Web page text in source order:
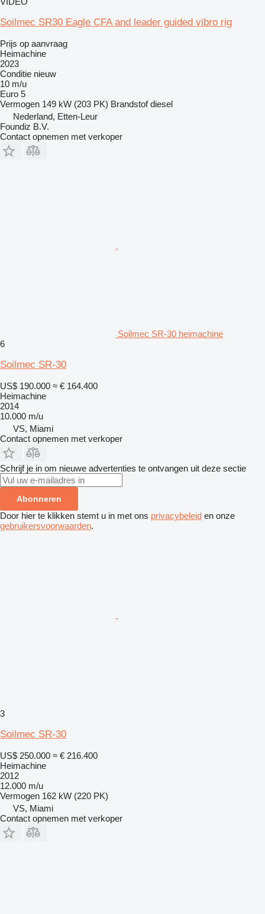
Soilmec SR30 Eagle CFA and leader guided vibro rig
Prijs op aanvraag
Heimachine
2023
Conditie nieuw
10 m/u
Euro 5
Vermogen 149 kW (203 PK) Brandstof diesel
Nederland, Etten-Leur
Foundiz B.V.
Contact opnemen met verkoper
Soilmec SR-30 heimachine
6
Soilmec SR-30
US$ 190.000 ≈ € 164.400
Heimachine
2014
10.000 m/u
VS, Miami
Contact opnemen met verkoper
Schrijf je in om nieuwe advertenties te ontvangen uit deze sectie
Abonneren
Door hier te klikken stemt u in met ons privacybeleid en onze
gebruikersvoorwaarden.
3
Soilmec SR-30
US$ 250.000 ≈ € 216.400
Heimachine
2012
12.000 m/u
Vermogen 162 kW (220 PK)
VS, Miami
Contact opnemen met verkoper